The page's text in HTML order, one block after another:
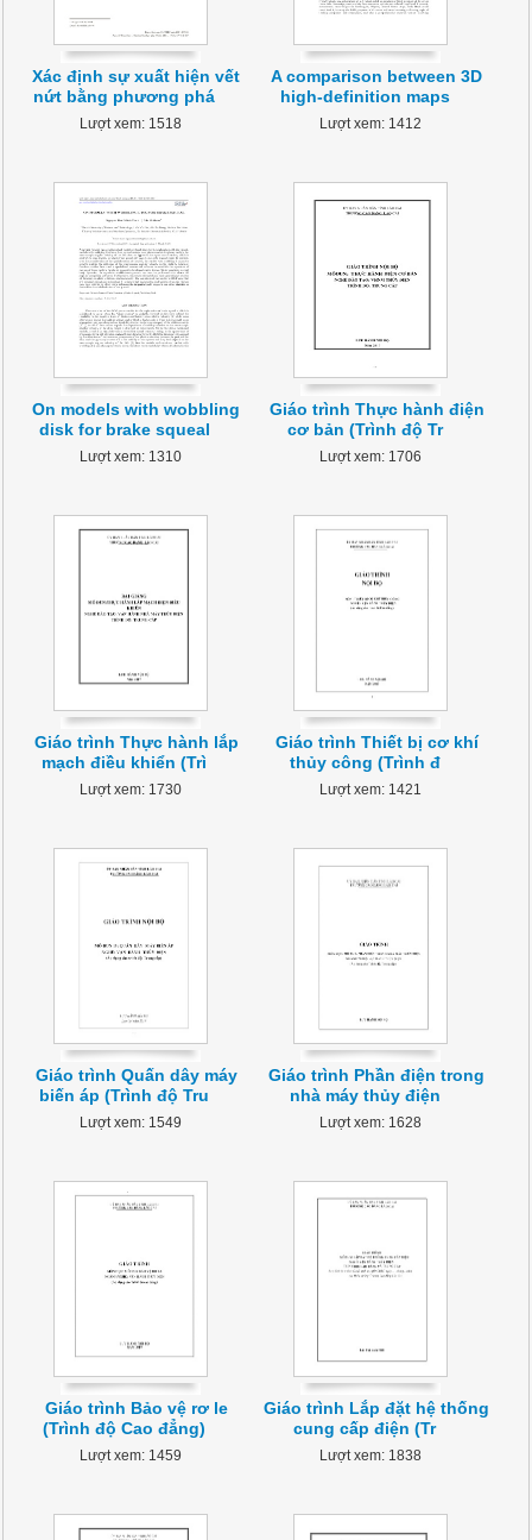
Xác định sự xuất hiện vết
nứt bằng phương phá
Lượt xem: 1518
A comparison between 3D
high-definition maps
Lượt xem: 1412
On models with wobbling
disk for brake squeal
Lượt xem: 1310
Giáo trình Thực hành điện
cơ bản (Trình độ Tr
Lượt xem: 1706
Giáo trình Thực hành lắp
mạch điều khiển (Trì
Lượt xem: 1730
Giáo trình Thiết bị cơ khí
thủy công (Trình đ
Lượt xem: 1421
Giáo trình Quấn dây máy
biến áp (Trình độ Tru
Lượt xem: 1549
Giáo trình Phần điện trong
nhà máy thủy điện
Lượt xem: 1628
Giáo trình Bảo vệ rơ le
(Trình độ Cao đẳng)
Lượt xem: 1459
Giáo trình Lắp đặt hệ thống
cung cấp điện (Tr
Lượt xem: 1838